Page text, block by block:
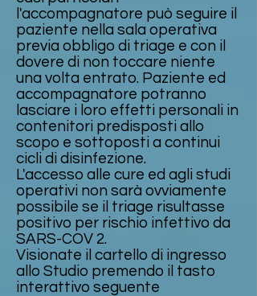
l'accompagnatore può seguire il
paziente nella sala operativa
previa obbligo di triage e con il
dovere di non toccare niente
una volta entrato. Paziente ed
accompagnatore potranno
lasciare i loro effetti personali in
contenitori predisposti allo
scopo e sottoposti a continui
cicli di disinfezione.
L'accesso alle cure ed agli studi
operativi non sarà ovviamente
possibile se il triage risultasse
positivo per rischio infettivo da
SARS-COV 2.
Visionate il cartello di ingresso
allo Studio premendo il tasto
interattivo seguente